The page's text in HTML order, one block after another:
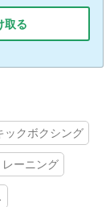
取る
ックボクシング
レーニング